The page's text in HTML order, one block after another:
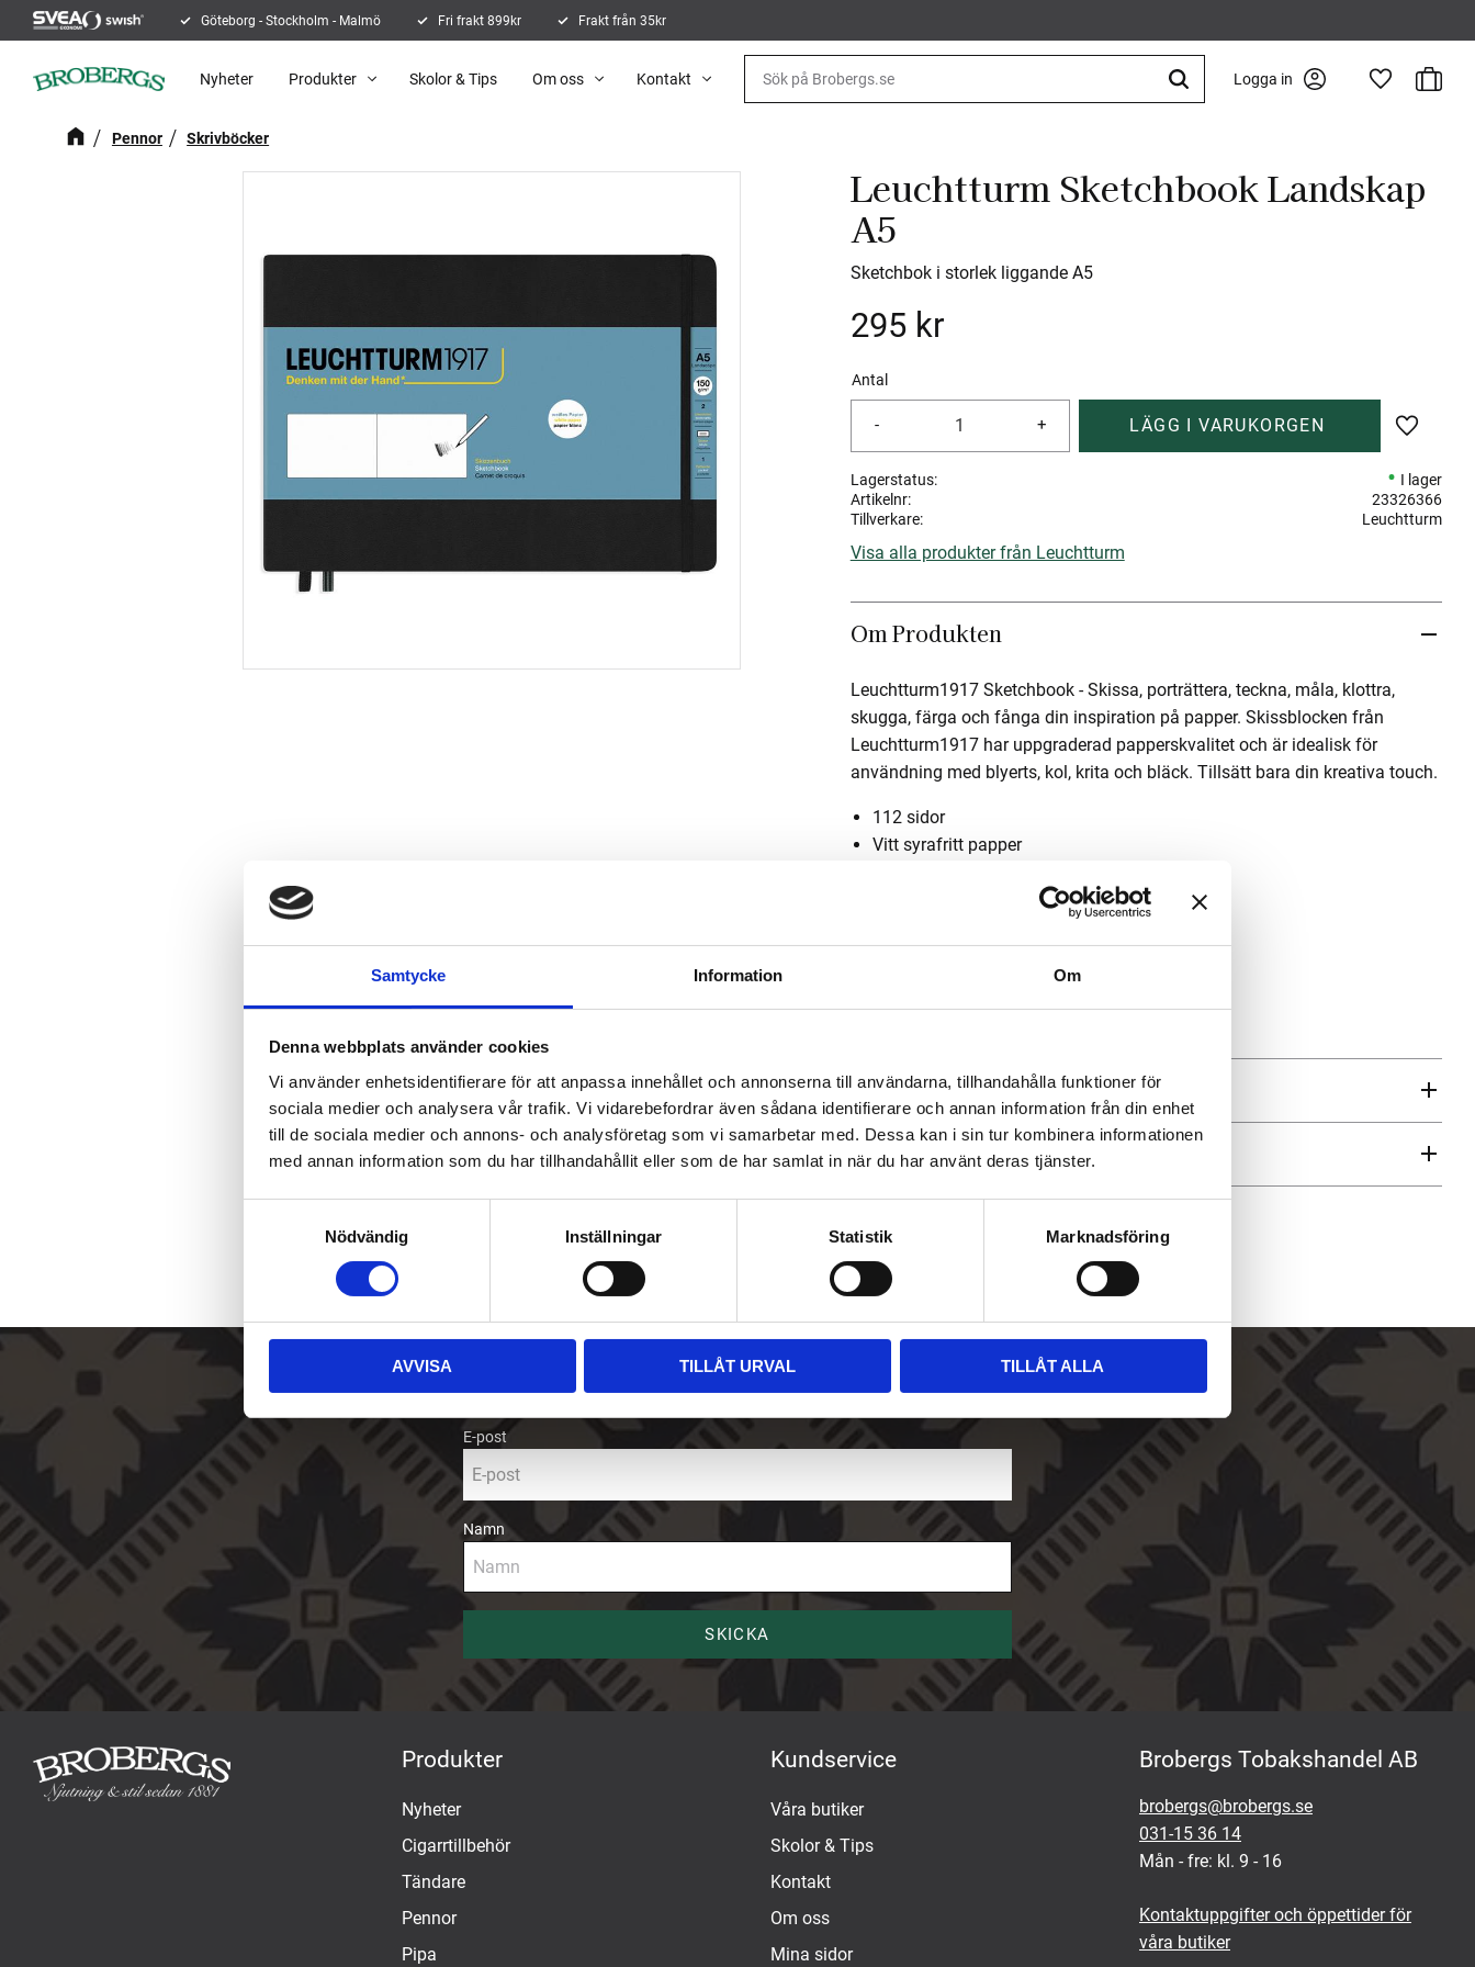
Samtycke Information Om
Denna webbplats använder cookies
Vi använder enhetsidentifierare för att anpassa innehållet och annonserna till användarna, tillhandahålla funktioner för
sociala medier och analysera vår trafik. Vi vidarebefordrar även sådana identifierare och annan information från din enhet
till de sociala medier och annons- och analysföretag som vi samarbetar med. Dessa kan i sin tur kombinera informationen
med annan information som du har tillhandahållit eller som de har samlat in när du har använt deras tjänster.
s
v
Nödvändig Inställningar Statistik Marknadsföring
AVVISA TILLÅT URVAL TILLÅT ALLA
Göteborg - Stockholm - Malmö Fri frakt 899kr Frakt från 35kr
Logga in Favoriter
Nyheter Produkter Skolor & Tips Om oss Kontakt
Pennor Skrivböcker
Leuchtturm Sketchbook Landskap
A5
Sketchbok i storlek liggande A5
295kr
Antal
+
-
Lägg till
Lagerstatus
I lager
Artikelnr
23326366
Tillverkare
Leuchtturm
Visa alla produkter från Leuchtturm
Om Produkten
Leuchtturm1917 Sketchbook - Skissa, porträttera, teckna, måla, klottra,
skugga, färga och fånga din inspiration på papper. Skissblocken från
Leuchtturm1917 har uppgraderad papperskvalitet och är idealisk för
användning med blyerts, kol, krita och bläck. Tillsätt bara din kreativa touch.
112 sidor
Vitt syrafritt papper
Klistermärken för märkning och arkivering
Mått
Om tillverkaren
Skriv upp dig på vårt nyhetsbrev
E-post
Namn
SKICKA
Produkter
Nyheter
Cigarrtillbehör
Tändare
Pennor
Pipa
Kundservice
Våra butiker
Skolor & Tips
Kontakt
Om oss
Mina sidor
Brobergs Tobakshandel AB
brobergs@brobergs.se
031-15 36 14
Mån - fre: kl. 9 - 16
Kontaktuppgifter och öppettider för
våra butiker